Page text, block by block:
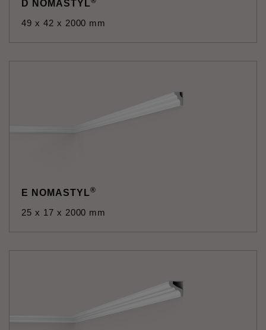
D NOMASTYL
49 x 42 x 2000 mm
E NOMASTYL®
25 x 17 x 2000 mm